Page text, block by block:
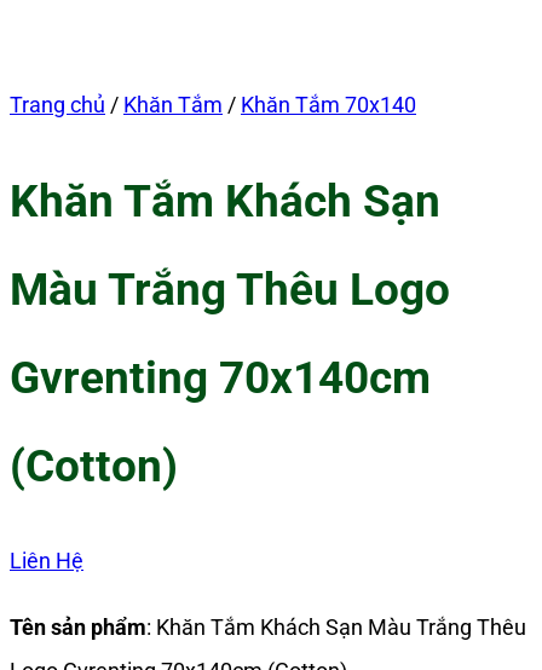
Trang chủ / Khăn Tắm / Khăn Tắm 70x140
Khăn Tắm Khách Sạn
Màu Trắng Thêu Logo
Gvrenting 70x140cm
(Cotton)
Liên Hệ
Tên sản phẩm: Khăn Tắm Khách Sạn Màu Trắng Thêu